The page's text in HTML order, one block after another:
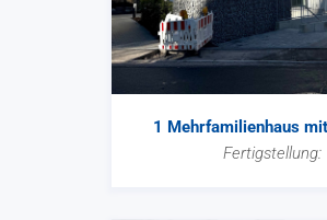
1 Mehrfamilienhaus